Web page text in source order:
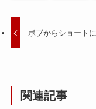
ボブからショートに
関連記事